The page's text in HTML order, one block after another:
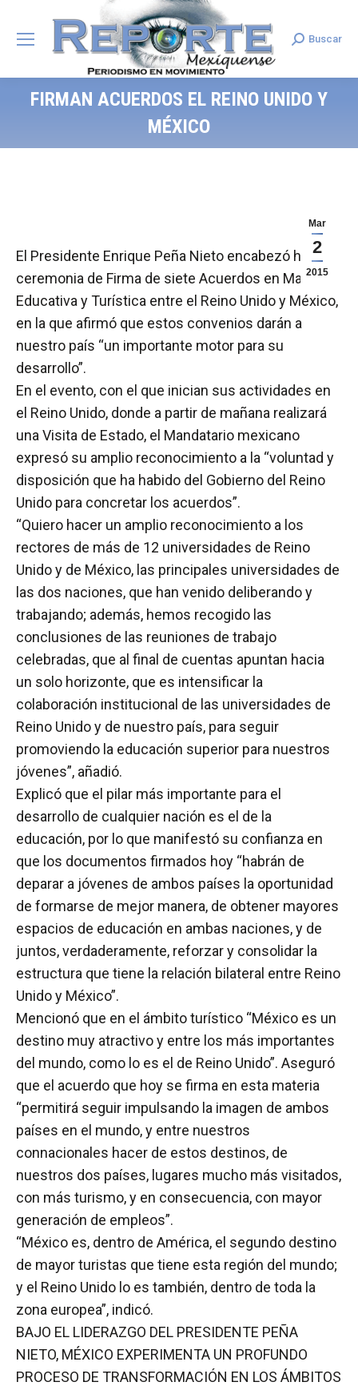
Search:
Buscar
FIRMAN ACUERDOS EL REINO UNIDO Y
MÉXICO
Mar
2
2015
El Presidente Enrique Peña Nieto encabezó hoy la
ceremonia de Firma de siete Acuerdos en Materia
Educativa y Turística entre el Reino Unido y México,
en la que afirmó que estos convenios darán a
nuestro país “un importante motor para su
desarrollo”.
En el evento, con el que inician sus actividades en
el Reino Unido, donde a partir de mañana realizará
una Visita de Estado, el Mandatario mexicano
expresó su amplio reconocimiento a la “voluntad y
disposición que ha habido del Gobierno del Reino
Unido para concretar los acuerdos”.
“Quiero hacer un amplio reconocimiento a los
rectores de más de 12 universidades de Reino
Unido y de México, las principales universidades de
las dos naciones, que han venido deliberando y
trabajando; además, hemos recogido las
conclusiones de las reuniones de trabajo
celebradas, que al final de cuentas apuntan hacia
un solo horizonte, que es intensificar la
colaboración institucional de las universidades de
Reino Unido y de nuestro país, para seguir
promoviendo la educación superior para nuestros
jóvenes”, añadió.
Explicó que el pilar más importante para el
desarrollo de cualquier nación es el de la
educación, por lo que manifestó su confianza en
que los documentos firmados hoy “habrán de
deparar a jóvenes de ambos países la oportunidad
de formarse de mejor manera, de obtener mayores
espacios de educación en ambas naciones, y de
juntos, verdaderamente, reforzar y consolidar la
estructura que tiene la relación bilateral entre Reino
Unido y México”.
Mencionó que en el ámbito turístico “México es un
destino muy atractivo y entre los más importantes
del mundo, como lo es el de Reino Unido”. Aseguró
que el acuerdo que hoy se firma en esta materia
“permitirá seguir impulsando la imagen de ambos
países en el mundo, y entre nuestros
connacionales hacer de estos destinos, de
nuestros dos países, lugares mucho más visitados,
con más turismo, y en consecuencia, con mayor
generación de empleos”.
“México es, dentro de América, el segundo destino
de mayor turistas que tiene esta región del mundo;
y el Reino Unido lo es también, dentro de toda la
zona europea”, indicó.
BAJO EL LIDERAZGO DEL PRESIDENTE PEÑA
NIETO, MÉXICO EXPERIMENTA UN PROFUNDO
PROCESO DE TRANSFORMACIÓN EN LOS ÁMBITOS